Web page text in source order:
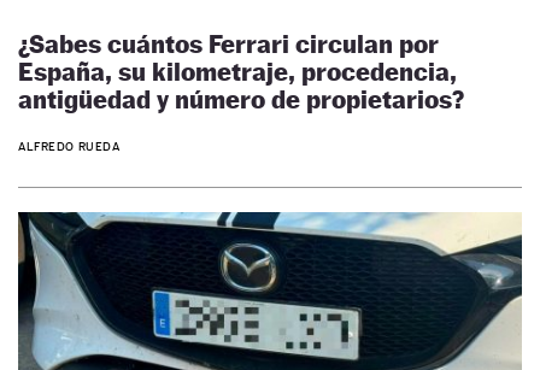
¿Sabes cuántos Ferrari circulan por
España, su kilometraje, procedencia,
antigüedad y número de propietarios?
ALFREDO RUEDA